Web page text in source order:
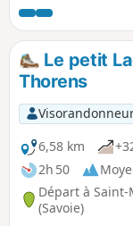
l'incontournable
une très belle vue
Le petit
Thorens
6,58 km
2h 50
Départ à
(Savoie)